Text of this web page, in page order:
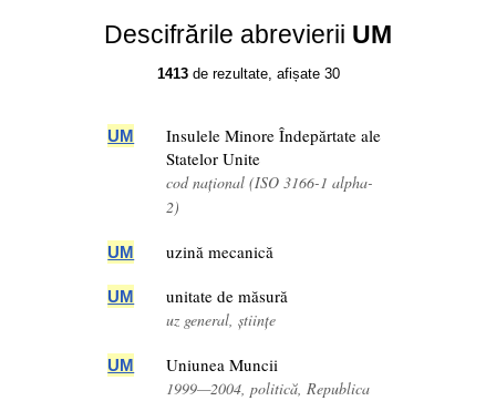
Descifrările abrevierii UM
1413de rezultate, afișate 30
UM
Insulele Minore Îndepărtate ale
Statelor Unite
cod național (ISO 3166-1 alpha-
2)
UM uzină mecanică
UM unitate de măsură
uz general, științe
UM Uniunea Muncii
1999—2004, politică, Republica